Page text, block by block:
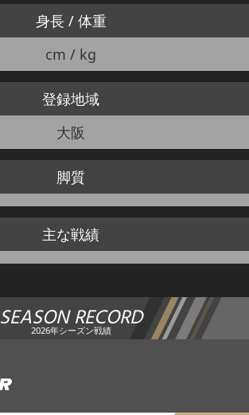
身長 / 体重
cm / kg
登録地域
大阪
脚質
主な戦績
SEASON RECORD
2026年シーズン戦績